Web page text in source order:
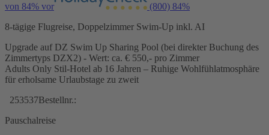
von 84% vor (800) 84%
8-tägige Flugreise, Doppelzimmer Swim-Up inkl. AI
Upgrade auf DZ Swim Up Sharing Pool (bei direkter Buchung des
Zimmertyps DZX2) - Wert: ca. € 550,- pro Zimmer
Adults Only Stil-Hotel ab 16 Jahren – Ruhige Wohlfühlatmosphäre
für erholsame Urlaubstage zu zweit
253537Bestellnr.:
Pauschalreise